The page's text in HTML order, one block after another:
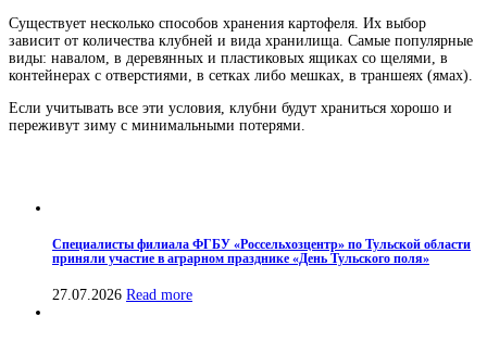
Существует несколько способов хранения картофеля. Их выбор
зависит от количества клубней и вида хранилища. Самые популярные
виды: навалом, в деревянных и пластиковых ящиках со щелями, в
контейнерах с отверстиями, в сетках либо мешках, в траншеях (ямах).
Если учитывать все эти условия, клубни будут храниться хорошо и
переживут зиму с минимальными потерями.
Специалисты филиала ФГБУ «Россельхозцентр» по Тульской области
приняли участие в аграрном празднике «День Тульского поля»
27.07.2026 Read more